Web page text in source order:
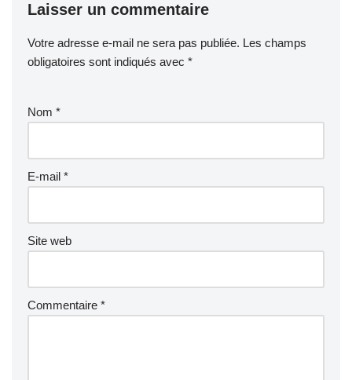
Laisser un commentaire
Votre adresse e-mail ne sera pas publiée. Les champs
obligatoires sont indiqués avec *
Nom *
E-mail *
Site web
Commentaire *